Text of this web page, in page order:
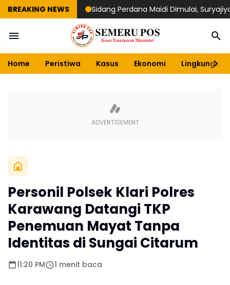
BREAKING NEWS Sidang Perdana Maidi Dimulai, Suryajiyoso
Home Peristiwa Kasus Ekonomi Lingkungan
Personil Polsek Klari Polres
Karawang Datangi TKP
Penemuan Mayat Tanpa
Identitas di Sungai Citarum
11:20 PM 1 menit baca